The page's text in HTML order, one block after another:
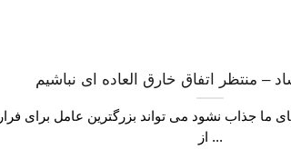
– منتظر اتفاق خارق العاده ای نباشیم
ما جذاب نشود می تواند بزرگترین عامل برای فرار
از ...